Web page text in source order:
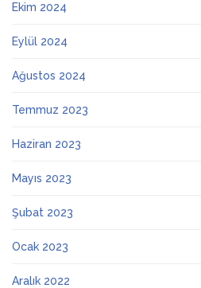
Ekim 2024
Eylül 2024
Ağustos 2024
Temmuz 2023
Haziran 2023
Mayıs 2023
Şubat 2023
Ocak 2023
Aralık 2022